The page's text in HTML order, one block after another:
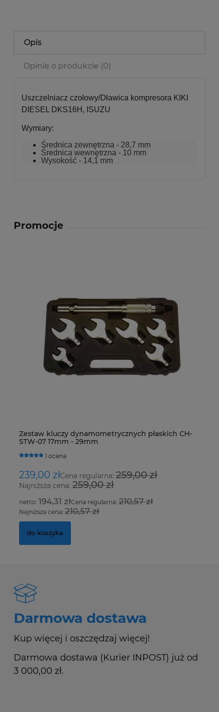
Opis
Opinie o produkcie (0)
Uszczelniacz czołowy/Dławica kompresora KIKI
DIESEL DKS16H, ISUZU
Wymiary:
Średnica zewnętrzna - 28,7 mm
Średnica wewnętrzna - 10 mm
Wysokość - 14,1 mm
Promocje
Zestaw kluczy dynamometrycznych płaskich CH-
STW-07 17mm - 29mm
1 ocena
239,00 złCena regularna: 259,00 zł
Najniższa cena: 259,00 zł
194,31 złCena regularna:210,57 zł
Najniższa cena: 210,57 zł
do koszyka
Darmowa dostawa
Kup więcej i oszczędzaj więcej!
Darmowa dostawa (Kurier INPOST) już od
3 000,00 zł.